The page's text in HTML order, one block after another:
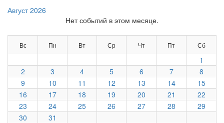
Август 2026
Нет событий в этом месяце.
Вс Пн Вт Ср Чт Пт Сб
1
2
3 4 5 6 7
8
9
10 11 12 13 14
15
16
17 18 19 20 21
22
23
24 25 26 27 28
29
30
31